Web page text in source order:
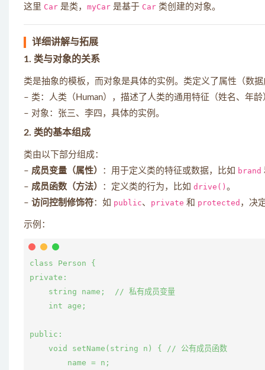
这里 Car 是类， myCar 是基于 Car 类创建的对象。
详细讲解与拓展
1. 类与对象的关系
类是抽象的模板，而对象是具体的实例。类定义了属性（数
– 类：人类（Human），描述了人类的通用特征（姓名、年龄
– 对象：张三、李四，具体的实例。
2. 类的基本组成
类由以下部分组成：
– 成员变量（属性） ：用于定义类的特征或数据，比如 brand
– 成员函数（方法） ：定义类的行为，比如 drive() 。
– 访问控制修饰符：如 public、 private 和 protected ，决
示例：
class Person {
private:
    string name;  // 私有成员变量
    int age;
public:
    void setName(string n) { // 公有成员函数
        name = n;